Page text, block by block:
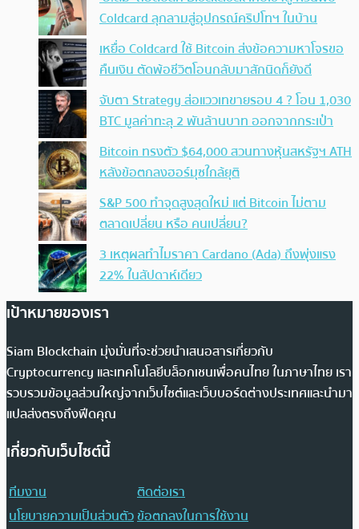
Coldcard ลุกลามสู่อุปกรณ์คริปโทฯ ในบ้าน
เหยื่อ Coldcard ใช้ Bitcoin ส่งข้อความหาโจรขอ
คืนเงิน ตัดพ้อชีวิตโอนกลับมาสักนิดก็ยังดี
จับตา Strategy ส่อแววเทขายรอบ 4 ? โอน 1,030
BTC มูลค่าทะลุ 2 พันล้านบาท ออกจากกระเป๋า
Bitcoin ทรงตัว $64,000 สวนทางหุ้นสหรัฐฯ ATH
หลังข้อตกลงฮอร์มุซใกล้ยุติ
S&P 500 ทำจุดสูงสุดใหม่ แต่ Bitcoin ไม่ตาม
ตลาดเปลี่ยน หรือ คนเปลี่ยน?
3 เหตุผลทำไมราคา Cardano (Ada) ถึงพุ่งแรง
22% ในสัปดาห์เดียว
เป้าหมายของเรา
Siam Blockchain มุ่งมั่นที่จะช่วยนำเสนอสารเกี่ยวกับ
Cryptocurrency และเทคโนโลยีบล็อกเชนเพื่อคนไทย ในภาษาไทย เรา
รวบรวมข้อมูลส่วนใหญ่จากเว็บไซต์และเว็บบอร์ดต่างประเทศและนำมา
แปลส่งตรงถึงฟีดคุณ
เกี่ยวกับเว็บไซต์นี้
ทีมงาน
ติดต่อเรา
นโยบายความเป็นส่วนตัวข้อตกลงในการใช้งาน